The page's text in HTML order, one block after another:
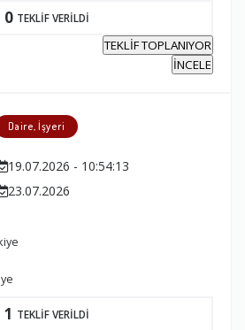
0 TEKLİF VERİLDİ
TEKLİF TOPLANIYOR
İNCELE
Daire, İşyeri
19.07.2026 - 10:54:13
23.07.2026
1 TEKLİF VERİLDİ